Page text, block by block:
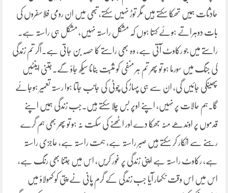
حادثات ہمیں تھکا سکتے ہیں مگر توڑ نہیں سکتے، تبھی میں ان رومی فلاسفروں کی
بات دوہراتے ہوئے کہتا ہوں کہ مشکل راستہ نہیں، مشکل ہی راستہ ہے۔
راستے میں جو رکاوٹ آتی ہے، وہ بھی راستے کا حصہ بن جاتی ہے۔اگر تم زندگی
کی جنگ میں سورما ہو تو پھر تم ہر منفی کو مثبت بنانا سیکھ جاؤ گے۔جتنی اینٹیں
پھینکی جائیں گی، ان سے ہی پہاڑ کی چوٹی کی جانب جاتا ہوا رستہ تعمیر ہوجائے
گا۔ہم حالات پر نہیں، اپنے اوپر بس چلا سکتے ہیں۔جب زندگی ہمیں اپنے
قدموں پر اوندھے منہ جھکا دے اور اٹھنے کی سکت نہ ہو تو پھر بھی ہم گرے
رہنے سے انکار کر سکتے ہیں صبر راستہ ہے، ہمت راستہ ہے، عاجزی راستہ
ہے، رکاوٹ راستہ ہے اپنی زندگی پر غور کریں، اس میں جتنا بھی رنگ ہے،
اس میں اس وقت نکھار آیا جب زندگی کے گرم پانی نے پتی کو کھولاؤ میں